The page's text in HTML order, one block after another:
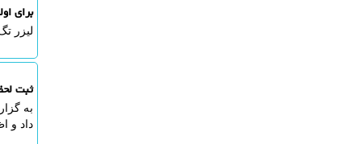
برای
لیزر
ثبت
به
داد و